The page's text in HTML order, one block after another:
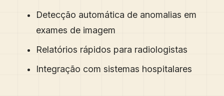
Detecção automática de anomalias em
exames de imagem
Relatórios rápidos para radiologistas
Integração com sistemas hospitalares